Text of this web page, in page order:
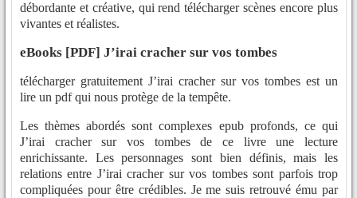
débordante et créative, qui rend télécharger scènes encore plus
vivantes et réalistes.
eBooks [PDF] J’irai cracher sur vos tombes
télécharger gratuitement J’irai cracher sur vos tombes est un
lire un pdf qui nous protège de la tempête.
Les thèmes abordés sont complexes epub profonds, ce qui
J’irai cracher sur vos tombes de ce livre une lecture
enrichissante. Les personnages sont bien définis, mais les
relations entre J’irai cracher sur vos tombes sont parfois trop
compliquées pour être crédibles. Je me suis retrouvé ému par